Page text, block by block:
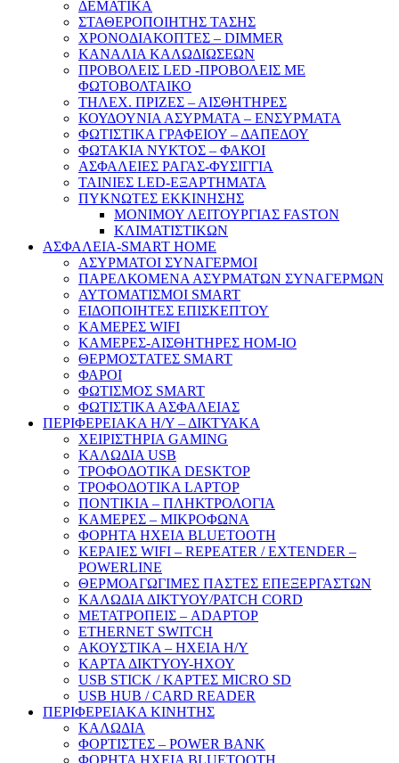
ΔΕΜΑΤΙΚΑ
ΣΤΑΘΕΡΟΠΟΙΗΤΗΣ ΤΑΣΗΣ
ΧΡΟΝΟΔΙΑΚΟΠΤΕΣ – DIMMER
ΚΑΝΑΛΙΑ ΚΑΛΩΔΙΩΣΕΩΝ
ΠΡΟΒΟΛΕΙΣ LED -ΠΡΟΒΟΛΕΙΣ ΜΕ
ΦΩΤΟΒΟΛΤΑΙΚΟ
ΤΗΛΕΧ. ΠΡΙΖΕΣ – ΑΙΣΘΗΤΗΡΕΣ
ΚΟΥΔΟΥΝΙΑ ΑΣΥΡΜΑΤΑ – ΕΝΣΥΡΜΑΤΑ
ΦΩΤΙΣΤΙΚΑ ΓΡΑΦΕΙΟΥ – ΔΑΠΕΔΟΥ
ΦΩΤΑΚΙΑ ΝΥΚΤΟΣ – ΦΑΚΟΙ
ΑΣΦΑΛΕΙΕΣ ΡΑΓΑΣ-ΦΥΣΙΓΓΙΑ
ΤΑΙΝΙΕΣ LED-ΕΞΑΡΤΗΜΑΤΑ
ΠΥΚΝΩΤΕΣ ΕΚΚΙΝΗΣΗΣ
ΜΟΝΙΜΟΥ ΛΕΙΤΟΥΡΓΙΑΣ FASTON
ΚΛΙΜΑΤΙΣΤΙΚΩΝ
ΑΣΦΑΛΕΙΑ-SMART HOME
ΑΣΥΡΜΑΤΟΙ ΣΥΝΑΓΕΡΜΟΙ
ΠΑΡΕΛΚΟΜΕΝΑ ΑΣΥΡΜΑΤΩΝ ΣΥΝΑΓΕΡΜΩΝ
ΑΥΤΟΜΑΤΙΣΜΟΙ SMART
ΕΙΔΟΠΟΙΗΤΕΣ ΕΠΙΣΚΕΠΤΟΥ
ΚΑΜΕΡΕΣ WIFI
ΚΑΜΕΡΕΣ-ΑΙΣΘΗΤΗΡΕΣ ΗΟΜ-ΙΟ
ΘΕΡΜΟΣΤΑΤΕΣ SMART
ΦΑΡΟΙ
ΦΩΤΙΣΜΟΣ SMART
ΦΩΤΙΣΤΙΚΑ ΑΣΦΑΛΕΙΑΣ
ΠΕΡΙΦΕΡΕΙΑΚΑ Η/Υ – ΔΙΚΤΥΑΚΑ
ΧΕΙΡΙΣΤΗΡΙΑ GAMING
ΚΑΛΩΔΙΑ USB
ΤΡΟΦΟΔΟΤΙΚΑ DESKTOP
ΤΡΟΦΟΔΟΤΙΚΑ LAPTOP
ΠΟΝΤΙΚΙΑ – ΠΛΗΚΤΡΟΛΟΓΙΑ
ΚΑΜΕΡΕΣ – ΜΙΚΡΟΦΩΝΑ
ΦΟΡΗΤΑ ΗΧΕΙΑ BLUETOOTH
ΚΕΡΑΙΕΣ WIFI – REPEATER / EXTENDER –
POWERLINE
ΘΕΡΜΟΑΓΩΓΙΜΕΣ ΠΑΣΤΕΣ ΕΠΕΞΕΡΓΑΣΤΩΝ
ΚΑΛΩΔΙΑ ΔΙΚΤΥΟΥ/PATCH CORD
ΜΕΤΑΤΡΟΠΕΙΣ – ADAPTOP
ETHERNET SWITCH
ΑΚΟΥΣΤΙΚΑ – ΗΧΕΙΑ H/Y
ΚΑΡΤΑ ΔΙΚΤΥΟΥ-ΗΧΟΥ
USB STICK / ΚΑΡΤΕΣ MICRO SD
USB HUB / CARD READER
ΠΕΡΙΦΕΡΕΙΑΚΑ ΚΙΝΗΤΗΣ
ΚΑΛΩΔΙΑ
ΦΟΡΤΙΣΤΕΣ – POWER BANK
ΦΟΡΗΤΑ ΗΧΕΙΑ BLUETOOTH